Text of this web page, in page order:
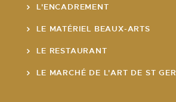
L'ENCADREMENT
LE MATÉRIEL BEAUX-ARTS
LE RESTAURANT
LE MARCHÉ DE L'ART DE ST